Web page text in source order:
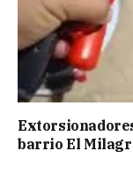
barrio El